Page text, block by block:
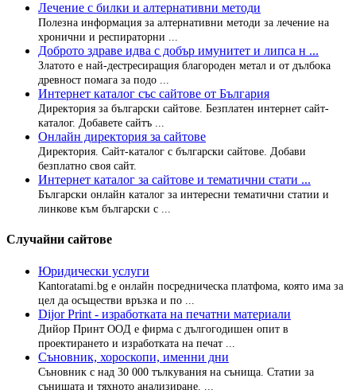
Лечение с билки и алтернативни методи
Полезна информация за алтернативни методи за лечение на
хронични и респираторни ...
Доброто здраве идва с добър имунитет и липса н ...
Златото е най-дестресиращия благороден метал и от дълбока
древност помага за подо ...
Интернет каталог със сайтове от България
Директория за български сайтове. Безплатен интернет сайт-
каталог. Добавете сайтъ ...
Онлайн директория за сайтове
Директория. Сайт-каталог с български сайтове. Добави
безплатно своя сайт.
Интернет каталог за сайтове и тематични стати ...
Български онлайн каталог за интересни тематични статии и
линкове към български с ...
Случайни сайтове
Юридически услуги
Kantoratami.bg е онлайн посредническа платфома, която има за
цел да осъществи връзка и по ...
Dijor Print - изработката на печатни материали
Дийор Принт OOД е фирма с дългогодишен опит в
проектирането и изработката на печат ...
Съновник, хороскопи, именни дни
Съновник с над 30 000 тълкувания на сънища. Статии за
сънищата и тяхното анализиране. ...